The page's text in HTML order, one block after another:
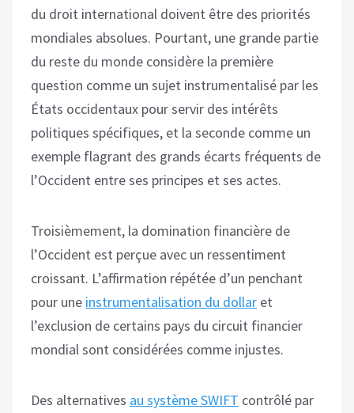
du droit international doivent être des priorités
mondiales absolues. Pourtant, une grande partie
du reste du monde considère la première
question comme un sujet instrumentalisé par les
États occidentaux pour servir des intérêts
politiques spécifiques, et la seconde comme un
exemple flagrant des grands écarts fréquents de
l’Occident entre ses principes et ses actes.
Troisièmement, la domination financière de
l’Occident est perçue avec un ressentiment
croissant. L’affirmation répétée d’un penchant
pour une instrumentalisation du dollar et
l’exclusion de certains pays du circuit financier
mondial sont considérées comme injustes.
Des alternatives au système SWIFT contrôlé par